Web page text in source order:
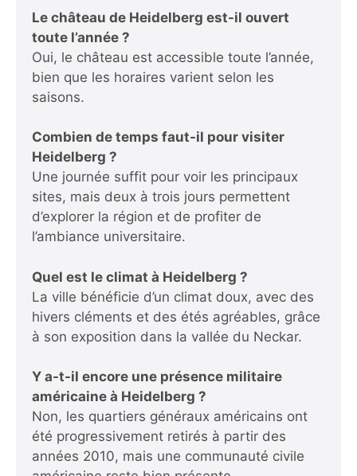
Le château de Heidelberg est-il ouvert
toute l’année ?
Oui, le château est accessible toute l’année,
bien que les horaires varient selon les
saisons.
Combien de temps faut-il pour visiter
Heidelberg ?
Une journée suffit pour voir les principaux
sites, mais deux à trois jours permettent
d’explorer la région et de profiter de
l’ambiance universitaire.
Quel est le climat à Heidelberg ?
La ville bénéficie d’un climat doux, avec des
hivers cléments et des étés agréables, grâce
à son exposition dans la vallée du Neckar.
Y a-t-il encore une présence militaire
américaine à Heidelberg ?
Non, les quartiers généraux américains ont
été progressivement retirés à partir des
années 2010, mais une communauté civile